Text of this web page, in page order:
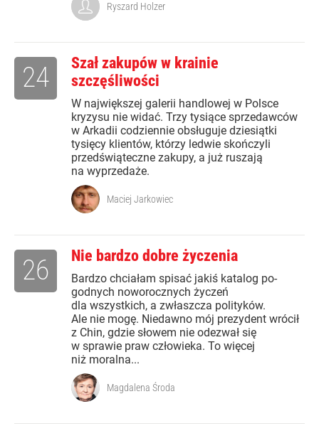
Ryszard Holzer
Szał zakupów w krainie
szczęśliwości
W największej galerii handlowej w Polsce
kryzysu nie widać. Trzy tysiące sprzedawców
w Arkadii codziennie obsługuje dziesiątki
tysięcy klientów, którzy ledwie skończyli
przedświąteczne zakupy, a już ruszają
na wyprzedaże.
24
Maciej Jarkowiec
Nie bardzo dobre życzenia
Bardzo chciałam spisać jakiś katalog po-
godnych noworocznych życzeń
dla wszystkich, a zwłaszcza polityków.
Ale nie mogę. Niedawno mój prezydent wrócił
z Chin, gdzie słowem nie odezwał się
w sprawie praw człowieka. To więcej
niż moralna...
26
Magdalena Środa